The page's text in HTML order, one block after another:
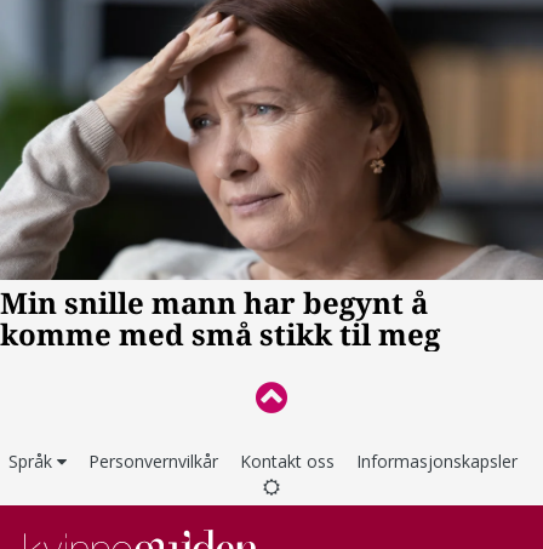
Språk Personvernvilkår Kontakt oss Informasjonskapsler